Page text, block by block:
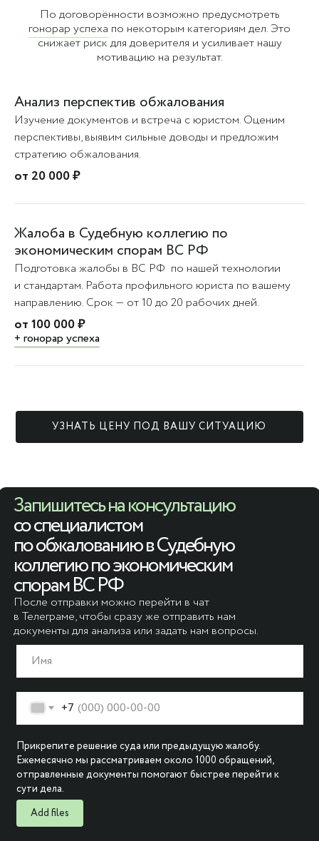
По договорённости возможно предусмотреть
гонорар успеха по некоторым категориям дел. Это
снижает риск для доверителя и усиливает нашу
мотивацию на результат.
Анализ перспектив обжалования
Изучение документов и встреча с юристом. Оценим
перспективы, выявим сильные доводы и предложим
стратегию обжалования.
от 20 000 ₽
Жалоба в Судебную коллегию по
экономическим спорам ВС РФ
Подготовка жалобы в ВС РФ по нашей технологии
и стандартам. Работа профильного юриста по вашему
направлению. Срок — от 10 до 20 рабочих дней.
от 100 000 ₽
+ гонорар успеха
УЗНАТЬ ЦЕНУ ПОД ВАШУ СИТУАЦИЮ
После отправки можно перейти в чат
в Телеграме, чтобы сразу же отправить нам
документы для анализа или задать нам вопросы.
Запишитесь на консультацию
со специалистом
по обжалованию в Судебную
коллегию по экономическим
спорам ВС РФ
+7
Прикрепите решение суда или предыдущую жалобу.
Ежемесячно мы рассматриваем около 1000 обращений,
отправленные документы помогают быстрее перейти к
сути дела.
Add files